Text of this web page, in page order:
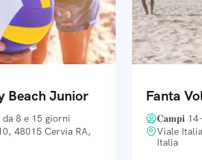
Beach Junior
8 e 15 giorni
48015 Cervia RA,
Fanta
𝐂𝐚𝐦𝐩𝐢
Viale
Italia